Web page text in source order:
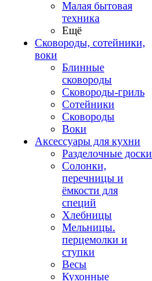
Малая бытовая
техника
Ещё
Сковороды, сотейники,
воки
Блинные
сковороды
Сковороды-гриль
Сотейники
Сковороды
Воки
Аксессуары для кухни
Разделочные доски
Солонки,
перечницы и
ёмкости для
специй
Хлебницы
Мельницы.
перцемолки и
ступки
Весы
Кухонные